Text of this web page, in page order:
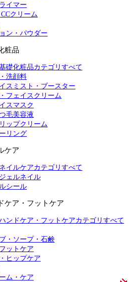
イマー
クリーム
ン・パウダー
粧品
礎化粧品カテゴリすべて
洗顔料
スミスト・ブースター
フェイスクリーム
スマスク
毛美容液
ップクリーム
リング
ケア
イルケアカテゴリすべて
ェルネイル
シール
ケア・フットケア
ンドケア・フットケアカテゴリすべて
・ソープ・石鹸
ットケア
ヒップケア
ム・ケア